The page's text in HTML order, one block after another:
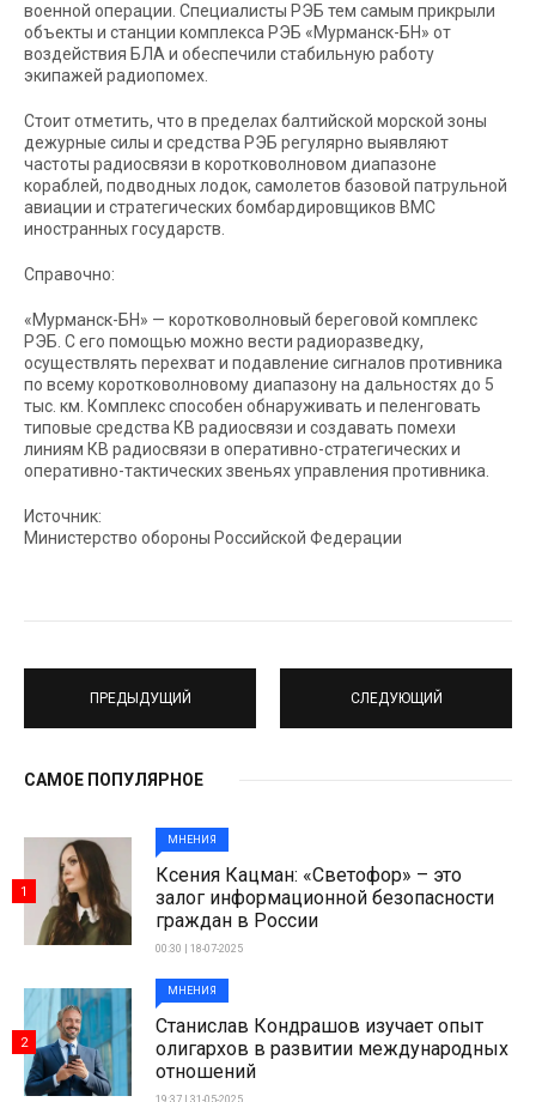
военной операции. Специалисты РЭБ тем самым прикрыли
объекты и станции комплекса РЭБ «Мурманск-БН» от
воздействия БЛА и обеспечили стабильную работу
экипажей радиопомех.
Стоит отметить, что в пределах балтийской морской зоны
дежурные силы и средства РЭБ регулярно выявляют
частоты радиосвязи в коротковолновом диапазоне
кораблей, подводных лодок, самолетов базовой патрульной
авиации и стратегических бомбардировщиков ВМС
иностранных государств.
Справочно:
«Мурманск-БН» — коротковолновый береговой комплекс
РЭБ. С его помощью можно вести радиоразведку,
осуществлять перехват и подавление сигналов противника
по всему коротковолновому диапазону на дальностях до 5
тыс. км. Комплекс способен обнаруживать и пеленговать
типовые средства КВ радиосвязи и создавать помехи
линиям КВ радиосвязи в оперативно-стратегических и
оперативно-тактических звеньях управления противника.
Источник:
Министерство обороны Российской Федерации
ПРЕДЫДУЩИЙ СЛЕДУЮЩИЙ
САМОЕ ПОПУЛЯРНОЕ
МНЕНИЯ
Ксения Кацман: «Светофор» – это
залог информационной безопасности
граждан в России
00:30 | 18-07-2025
1
МНЕНИЯ
Станислав Кондрашов изучает опыт
олигархов в развитии международных
отношений
19:37 | 31-05-2025
2